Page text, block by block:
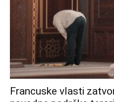
Francuske vlasti